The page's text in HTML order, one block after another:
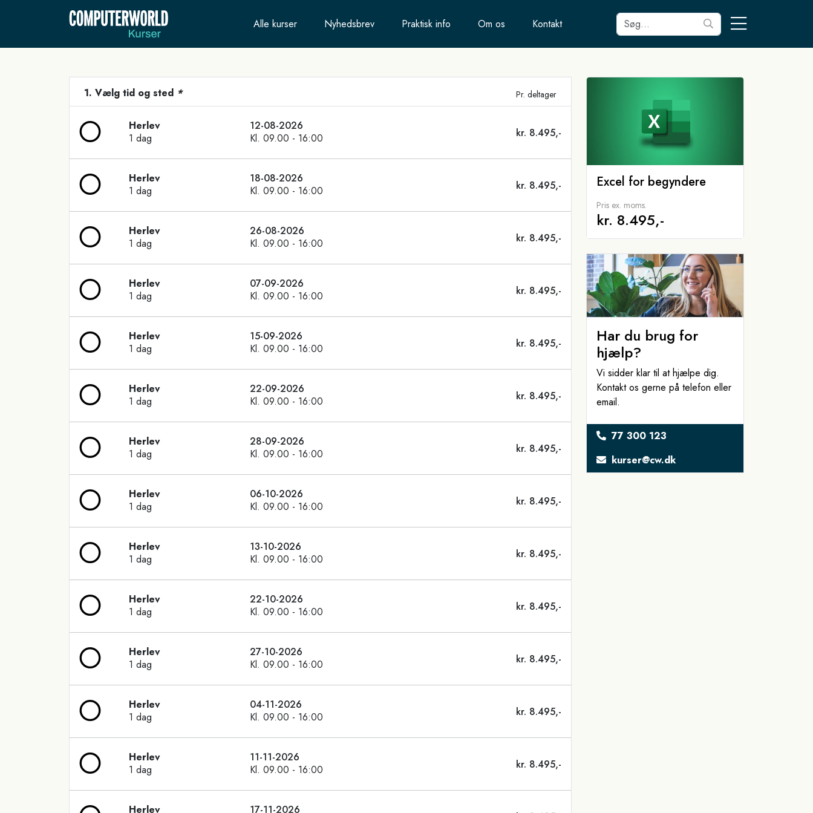
Alle kurser Nyhedsbrev Praktisk info Om os Kontakt
1. Vælg tid og sted * Pr. deltager
Herlev
1 dag
12-08-2026
Kl. 09.00 - 16:00
kr. 8.495,-
Herlev
1 dag
18-08-2026
Kl. 09.00 - 16:00
kr. 8.495,-
Herlev
1 dag
26-08-2026
Kl. 09.00 - 16:00
kr. 8.495,-
Herlev
1 dag
07-09-2026
Kl. 09.00 - 16:00
kr. 8.495,-
Herlev
1 dag
15-09-2026
Kl. 09.00 - 16:00
kr. 8.495,-
Herlev
1 dag
22-09-2026
Kl. 09.00 - 16:00
kr. 8.495,-
Herlev
1 dag
28-09-2026
Kl. 09.00 - 16:00
kr. 8.495,-
Herlev
1 dag
06-10-2026
Kl. 09.00 - 16:00
kr. 8.495,-
Herlev
1 dag
13-10-2026
Kl. 09.00 - 16:00
kr. 8.495,-
Herlev
1 dag
22-10-2026
Kl. 09.00 - 16:00
kr. 8.495,-
Herlev
1 dag
27-10-2026
Kl. 09.00 - 16:00
kr. 8.495,-
Herlev
1 dag
04-11-2026
Kl. 09.00 - 16:00
kr. 8.495,-
Herlev
1 dag
11-11-2026
Kl. 09.00 - 16:00
kr. 8.495,-
Herlev
17-11-2026
Excel for begyndere
Pris ex. moms.
kr. 8.495,-
Har du brug for
hjælp?
Vi sidder klar til at hjælpe dig.
Kontakt os gerne på telefon eller
email.
77 300 123
kurser@cw.dk